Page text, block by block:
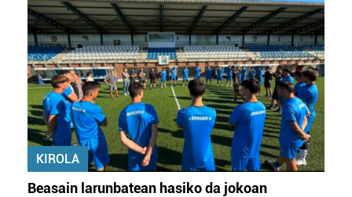
KIROLA
Beasain larunbatean hasiko da jokoan